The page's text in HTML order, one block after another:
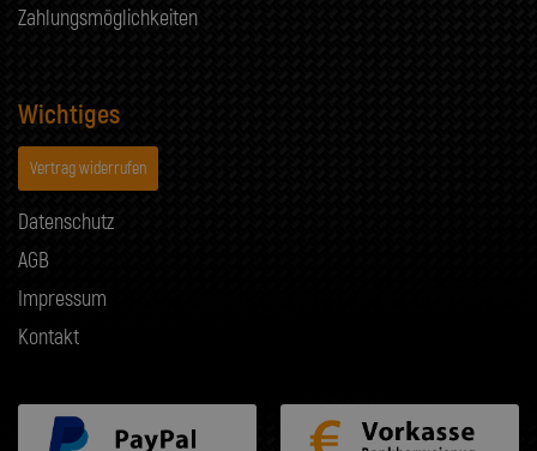
Zahlungsmöglichkeiten
Wichtiges
Vertrag widerrufen
Datenschutz
AGB
Impressum
Kontakt